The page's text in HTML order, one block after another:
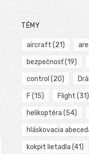
TÉMY
aircraft (21)
bezpečnosť(19)
control (20)
F (15) Flight (31)
helikoptéra (54)
hláskovacia
kokpit lietadla (41)